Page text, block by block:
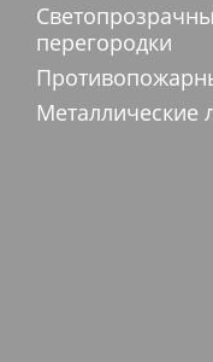
перегородки
Металлические